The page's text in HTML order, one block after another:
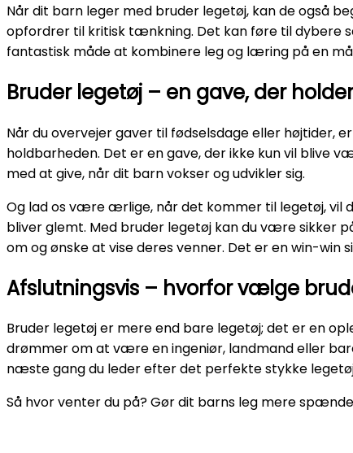
Når dit barn leger med bruder legetøj, kan de også
opfordrer til kritisk tænkning. Det kan føre til dybere
fantastisk måde at kombinere leg og læring på en
Bruder legetøj – en gave, der
Når du overvejer gaver til fødselsdage eller
holdbarheden. Det er en gave, der ikke kun vil
med at give, når dit barn vokser og udvikler sig.
Og lad os være ærlige, når det kommer til legetøj, vil
bliver glemt. Med bruder legetøj kan du være sikker
om og ønske at vise deres venner. Det er en win-
Afslutningsvis – hvorfor vælge
Bruder legetøj er mere end bare legetøj; det er en
drømmer om at være en ingeniør, landmand eller
næste gang du leder efter det perfekte stykke
Så hvor venter du på? Gør dit barns leg mere